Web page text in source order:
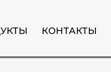
КОНТАКТЫ